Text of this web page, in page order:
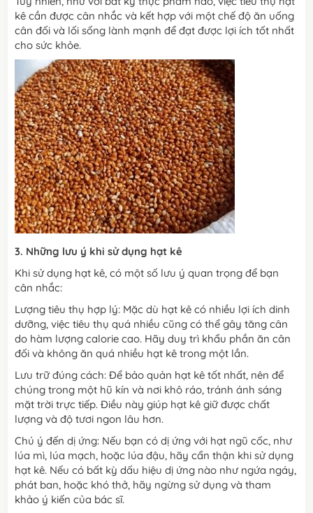
kê cần được cân nhắc và kết hợp với một chế độ ăn uống
cân đối và lối sống lành mạnh để đạt được lợi ích tốt nhất
cho sức khỏe.
3. Những lưu ý khi sử dụng hạt kê
Khi sử dụng hạt kê, có một số lưu ý quan trọng để bạn
cân nhắc:
Lượng tiêu thụ hợp lý: Mặc dù hạt kê có nhiều lợi ích dinh
dưỡng, việc tiêu thụ quá nhiều cũng có thể gây tăng cân
do hàm lượng calorie cao. Hãy duy trì khẩu phần ăn cân
đối và không ăn quá nhiều hạt kê trong một lần.
Lưu trữ đúng cách: Để bảo quản hạt kê tốt nhất, nên để
chúng trong một hũ kín và nơi khô ráo, tránh ánh sáng
mặt trời trực tiếp. Điều này giúp hạt kê giữ được chất
lượng và độ tươi ngon lâu hơn.
Chú ý đến dị ứng: Nếu bạn có dị ứng với hạt ngũ cốc, như
lúa mì, lúa mạch, hoặc lúa đậu, hãy cẩn thận khi sử dụng
hạt kê. Nếu có bất kỳ dấu hiệu dị ứng nào như ngứa ngáy,
phát ban, hoặc khó thở, hãy ngừng sử dụng và tham
khảo ý kiến của bác sĩ.